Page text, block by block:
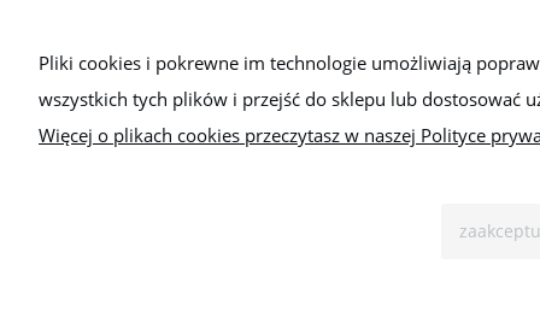
Bezpieczeństwo
Pliki cookies i pokrewne im technologie umożliwiają
wszystkich tych plików i przejść do sklepu lub dostosować
Więcej o plikach cookies przeczytasz w naszej Polityce